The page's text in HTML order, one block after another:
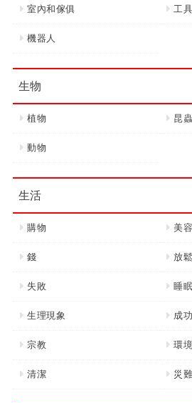
室內和傢俱 工具
機器人
生物
植物 昆蟲
動物
生活
購物 美容
錢 放鬆
失敗 睡眠
生理現象 成功
宗教 環境
清潔 災難